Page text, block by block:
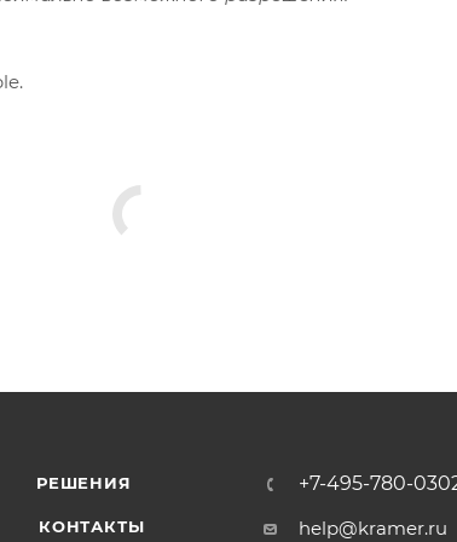
РЕШЕНИЯ
КОНТАКТЫ
+7-495-780-
help@kramer.ru